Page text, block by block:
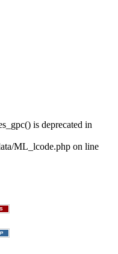
is deprecated in
ML_lcode.php on line